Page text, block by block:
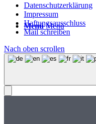
Menü Menü
Datenschutzerklärung
Impressum
Haftungsausschluss
Mail schreiben
Nach oben scrollen